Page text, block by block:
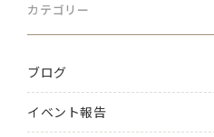
カテゴリー
ブログ
イベント報告